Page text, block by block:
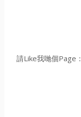
請Like我哋個Page：